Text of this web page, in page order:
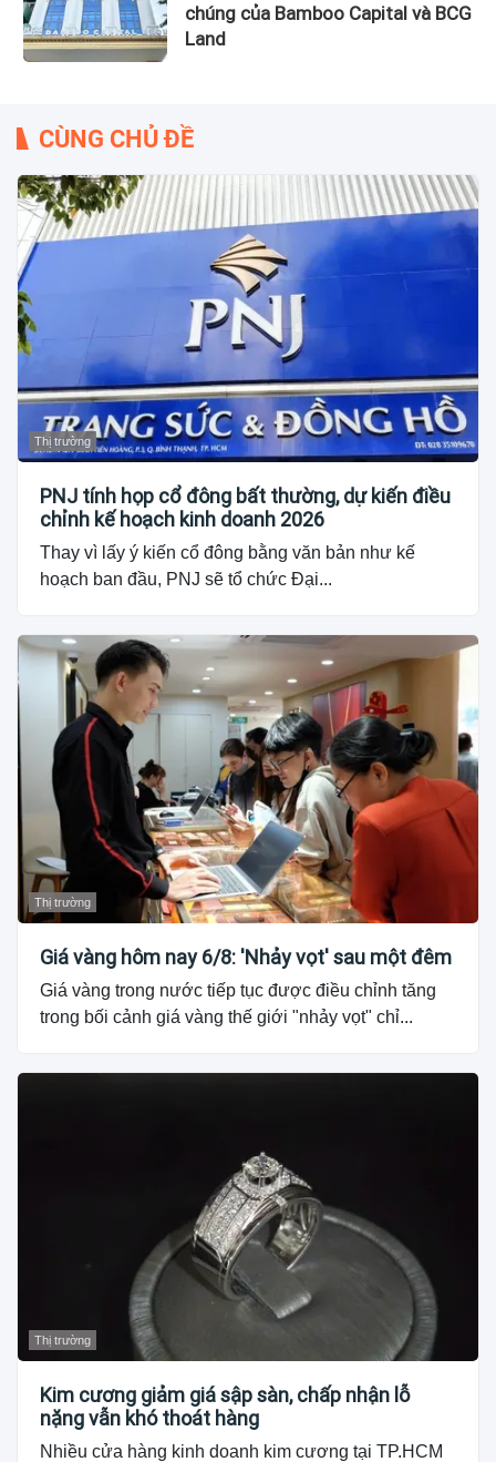
chúng của Bamboo Capital và BCG
Land
CÙNG CHỦ ĐỀ
Thị trường
PNJ tính họp cổ đông bất thường, dự kiến điều
chỉnh kế hoạch kinh doanh 2026
Thay vì lấy ý kiến cổ đông bằng văn bản như kế
hoạch ban đầu, PNJ sẽ tổ chức Đại...
Thị trường
Giá vàng hôm nay 6/8: 'Nhảy vọt' sau một đêm
Giá vàng trong nước tiếp tục được điều chỉnh tăng
trong bối cảnh giá vàng thế giới "nhảy vọt" chỉ...
Thị trường
Kim cương giảm giá sập sàn, chấp nhận lỗ
nặng vẫn khó thoát hàng
Nhiều cửa hàng kinh doanh kim cương tại TP.HCM